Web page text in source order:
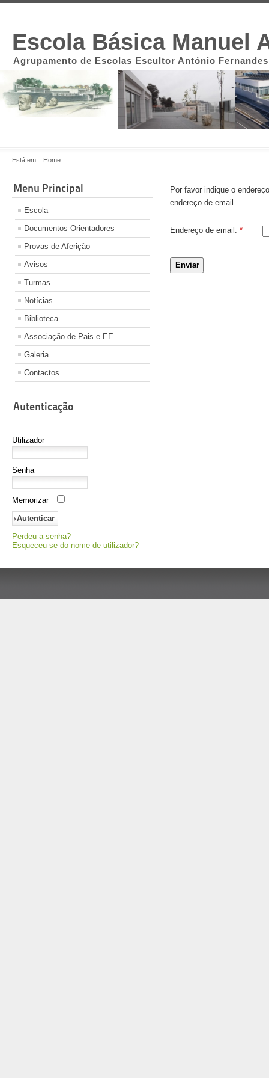
Escola Básica Manuel
Agrupamento de Escolas Escultor António
Está em... Home
Menu Principal
Escola
Documentos Orientadores
Provas de Aferição
Avisos
Turmas
Notícias
Biblioteca
Associação de Pais e EE
Galeria
Contactos
Autenticação
Utilizador
Senha
Memorizar
Perdeu a senha?
Esqueceu-se do nome de utilizador?
Por favor indique o
endereço de email.
Endereço de email: *
Enviar